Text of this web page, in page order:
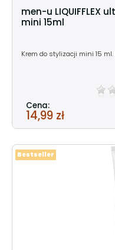
men-u LIQUIFFLEX
mini 15ml
Krem do stylizacji mini 15
Cena:
14,99 zł
Bestseller